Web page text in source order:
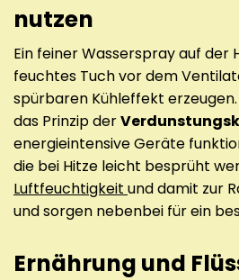
nutzen
Ein feiner Wasserspray auf der
feuchtes Tuch vor dem
spürbaren Kühleffekt
das Prinzip der
energieintensive Geräte
die bei Hitze leicht besprüht
Luftfeuchtigkeit und damit zur
und sorgen nebenbei für ein
Ernährung und